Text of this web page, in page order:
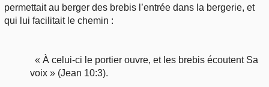
permettait au berger des brebis l’entrée dans la bergerie, et
qui lui facilitait le chemin :
« À celui-ci le portier ouvre, et les brebis écoutent Sa
voix » (Jean 10:3).